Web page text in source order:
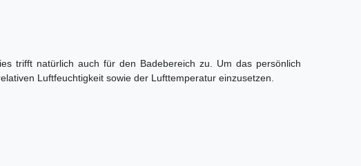
trifft natürlich auch für den Badebereich zu. Um das persönlich
Luftfeuchtigkeit sowie der Lufttemperatur einzusetzen.